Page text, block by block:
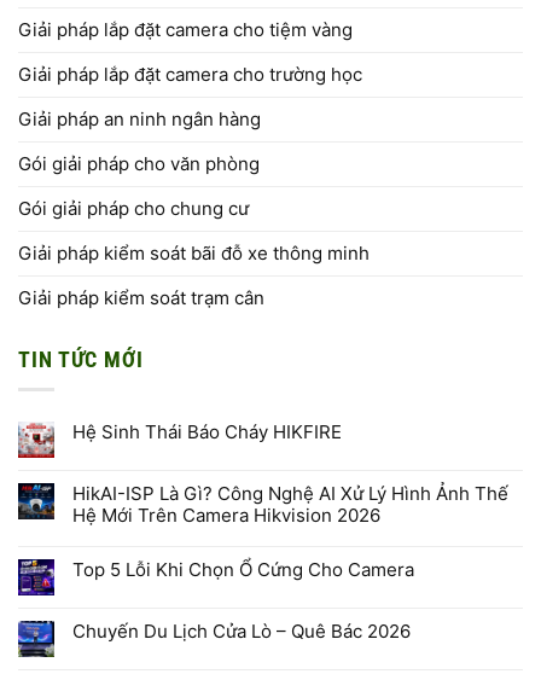
Giải pháp lắp đặt camera cho tiệm vàng
Giải pháp lắp đặt camera cho trường học
Giải pháp an ninh ngân hàng
Gói giải pháp cho văn phòng
Gói giải pháp cho chung cư
Giải pháp kiểm soát bãi đỗ xe thông minh
Giải pháp kiểm soát trạm cân
TIN TỨC MỚI
Hệ Sinh Thái Báo Cháy HIKFIRE
bình
luận
ở
Báo
HikAI-ISP Là Gì? Công Nghệ AI Xử Lý Hình Ảnh Thế
Hệ Mới Trên Camera Hikvision 2026
bình
luận
ISP
Là
Top 5 Lỗi Khi Chọn Ổ Cứng Cho Camera
bình
luận
Chuyến Du Lịch Cửa Lò – Quê Bác 2026